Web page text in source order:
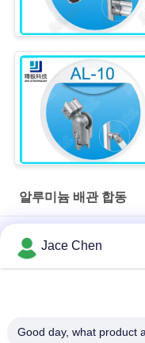
알루미늄 배관 합동
ISO9001 인증 다이캐스
Jace Chen
Good day, what product